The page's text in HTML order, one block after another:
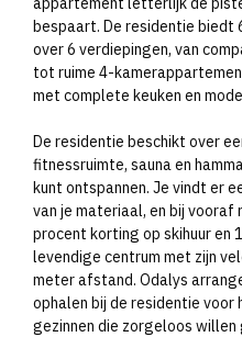
bespaart. De residentie biedt
over 6 verdiepingen, van
tot ruime 4-
met complete keuken en
De residentie beschikt over
fitnessruimte, sauna en
kunt ontspannen. Je vindt er
van je materiaal, en bij
procent korting op skihuur en
levendige centrum met zijn
meter afstand. Odalys
ophalen bij de residentie voor
gezinnen die zorgeloos willen